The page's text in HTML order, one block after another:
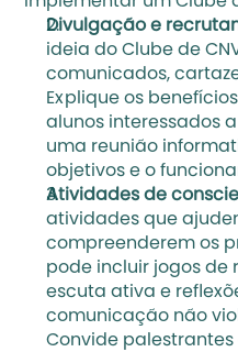
Divulgação e
ideia do Clube de
comunicados,
Explique os
alunos interessados
uma reunião
objetivos e o
Atividades de
atividades que
compreenderem os
pode incluir jogos de
escuta ativa e
comunicação não
Convide palestrantes